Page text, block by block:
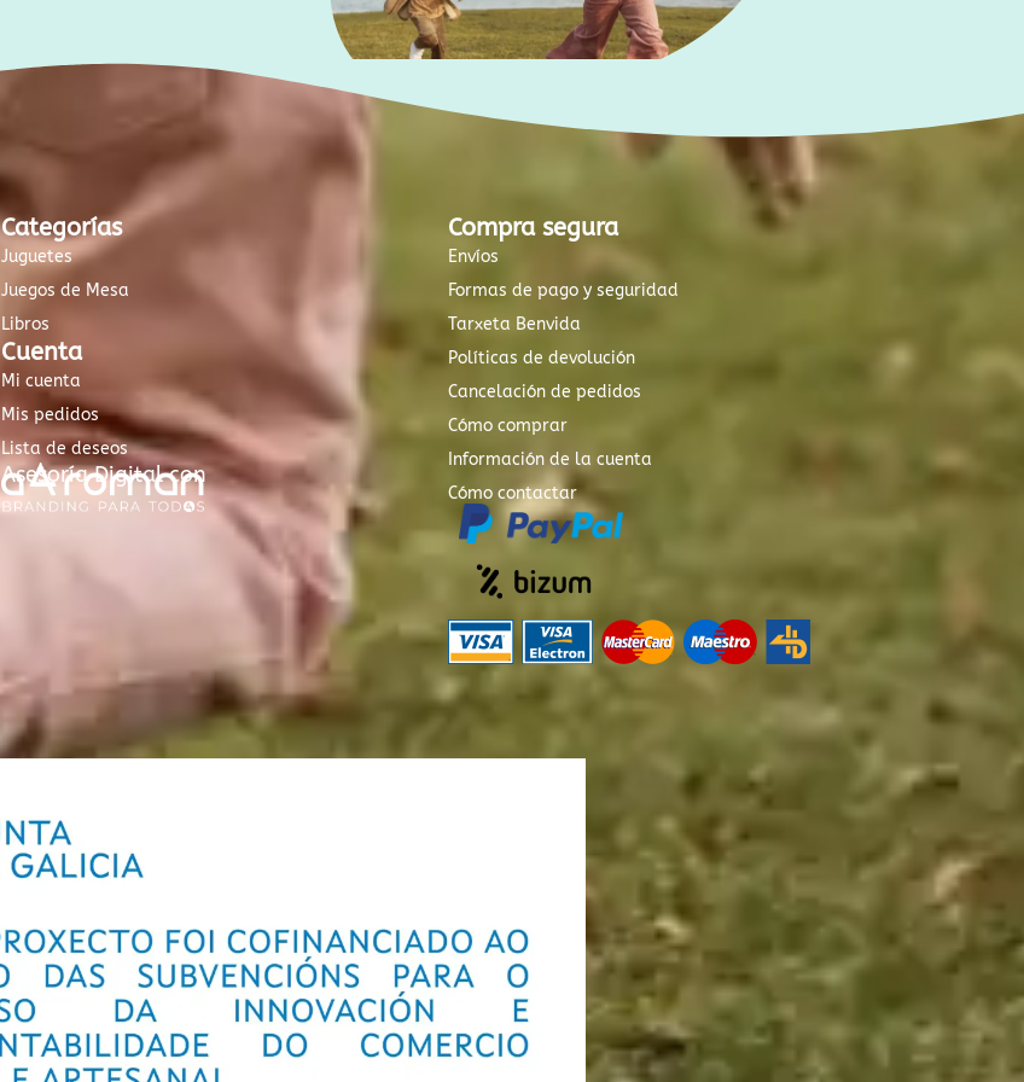
Categorías
Juguetes
Juegos de Mesa
Libros
Cuenta
Mi cuenta
Mis pedidos
Lista de deseos
Asesoría Digital con
Compra segura
Envíos
Formas de pago y seguridad
Tarxeta Benvida
Políticas de devolución
Cancelación de pedidos
Cómo comprar
Información de la cuenta
Cómo contactar